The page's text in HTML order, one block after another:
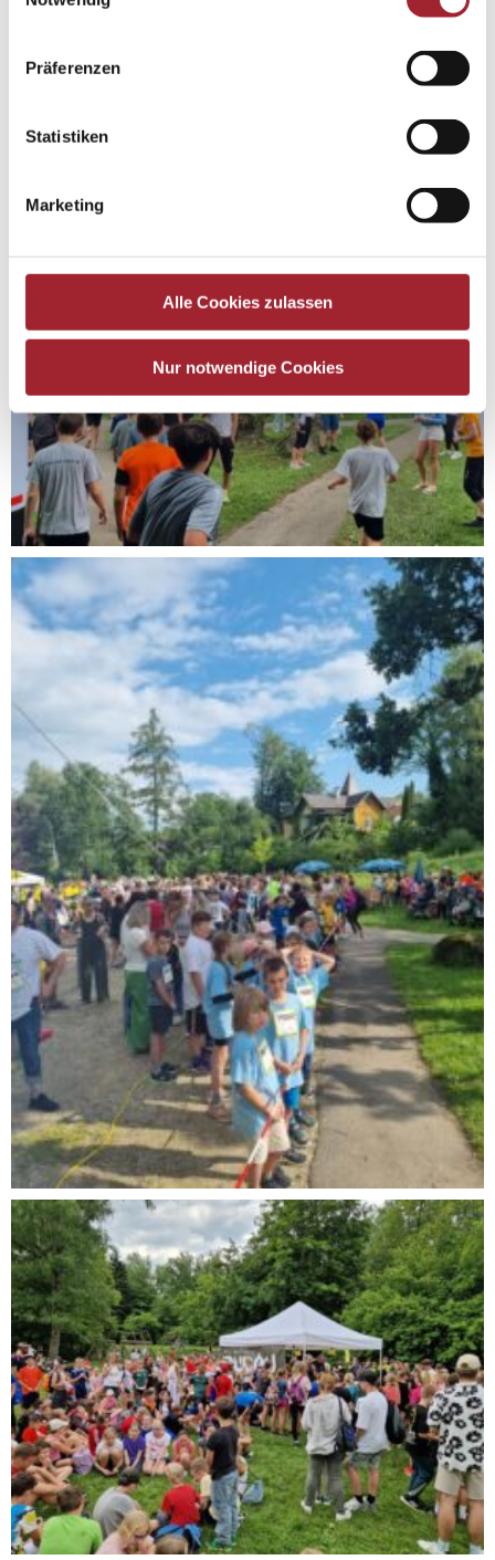
Präferenzen
Statistiken
Marketing
Alle Cookies zulassen
Nur notwendige Cookies